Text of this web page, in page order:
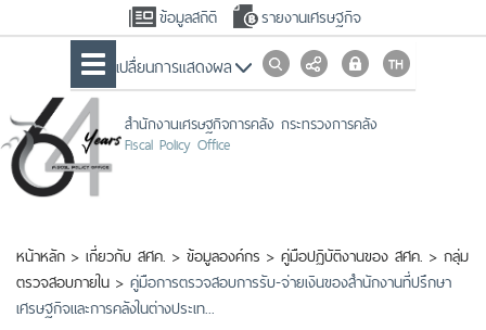
ข้อมูลสถิติ รายงานเศรษฐกิจ
เปลื่ยนการแสดงผล
สำนักงานเศรษฐกิจการคลัง กระทรวงการคลัง
Fiscal Policy Office
หน้าหลัก > เกี่ยวกับ สศค. > ข้อมูลองค์กร > คู่มือปฏิบัติงานของ สศค. > กลุ่ม
ตรวจสอบภายใน > คู่มือการตรวจสอบการรับ-จ่ายเงินของสำนักงานที่ปรึกษา
เศรษฐกิจและการคลังในต่างประเท...